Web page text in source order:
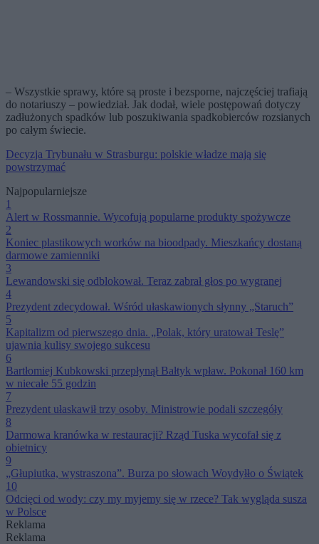
– Wszystkie sprawy, które są proste i bezsporne, najczęściej trafiają
do notariuszy – powiedział. Jak dodał, wiele postępowań dotyczy
zadłużonych spadków lub poszukiwania spadkobierców rozsianych
po całym świecie.
Decyzja Trybunału w Strasburgu: polskie władze mają się
powstrzymać
Najpopularniejsze
1
Alert w Rossmannie. Wycofują popularne produkty spożywcze
2
Koniec plastikowych worków na bioodpady. Mieszkańcy dostaną
darmowe zamienniki
3
Lewandowski się odblokował. Teraz zabrał głos po wygranej
4
Prezydent zdecydował. Wśród ułaskawionych słynny „Staruch”
5
Kapitalizm od pierwszego dnia. „Polak, który uratował Teslę”
ujawnia kulisy swojego sukcesu
6
Bartłomiej Kubkowski przepłynął Bałtyk wpław. Pokonał 160 km
w niecałe 55 godzin
7
Prezydent ułaskawił trzy osoby. Ministrowie podali szczegóły
8
Darmowa kranówka w restauracji? Rząd Tuska wycofał się z
obietnicy
9
„Głupiutka, wystraszona”. Burza po słowach Woydyłło o Świątek
10
Odcięci od wody: czy my myjemy się w rzece? Tak wygląda susza
w Polsce
Reklama
Reklama